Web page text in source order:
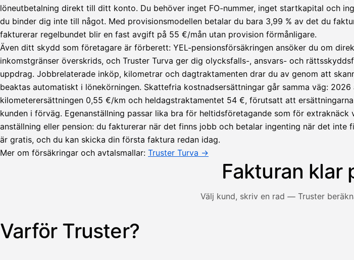
löneutbetalning direkt till ditt konto. Du behöver inget FO-nummer, inget startkapital och
du binder dig inte till något. Med provisionsmodellen betalar du bara 3,99 % av det du
fakturerar regelbundet blir en fast avgift på 55 €/mån utan provision förmånligare.
Även ditt skydd som företagare är förberett: YEL-pensionsförsäkringen ansöker du om
inkomstgränser överskrids, och Truster Turva ger dig olycksfalls-, ansvars- och
uppdrag. Jobbrelaterade inköp, kilometrar och dagtraktamenten drar du av genom att
beaktas automatiskt i lönekörningen. Skattefria kostnadsersättningar går samma väg: 2026
kilometerersättningen 0,55 €/km och heldagstraktamentet 54 €, förutsatt att
kunden i förväg. Egenanställning passar lika bra för heltidsföretagande som för extraknäck
anställning eller pension: du fakturerar när det finns jobb och betalar ingenting när det inte
är gratis, och du kan skicka din första faktura redan idag.
Mer om försäkringar och avtalsmallar: Truster Turva →
Fakturan klar
Välj kund, skriv en rad — Truster
Illustration: en användare skapar en faktura i Truster-appen — kund och rad fylls i, momsen
Laskut
Uusi lasku
Asiakas
Acme
Oy
Kuljetuspalvelut,
heinäkuu
321,75
Lähetä
Lasku lähetetty
Varför Truster?